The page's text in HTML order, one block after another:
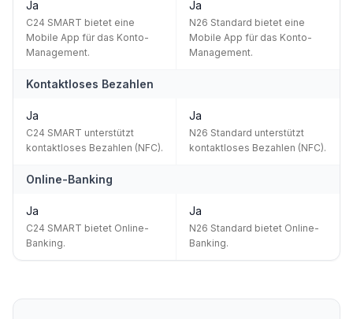
Ja
C24 SMART bietet eine
Mobile App für das Konto-
Management.
Ja
N26 Standard bietet eine
Mobile App für das Konto-
Management.
Kontaktloses Bezahlen
Ja
C24 SMART unterstützt
kontaktloses Bezahlen (NFC).
Ja
N26 Standard unterstützt
kontaktloses Bezahlen (NFC).
Online-Banking
Ja
C24 SMART bietet Online-
Banking.
Ja
N26 Standard bietet Online-
Banking.